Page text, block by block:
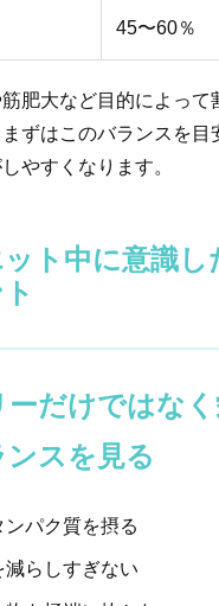
45〜60％
肥大など目的によって
ずはこのバランスを目
やすくなります。
ト中に意識し
ーだけではな
スを見る
ンパク質を摂る
減らしすぎない